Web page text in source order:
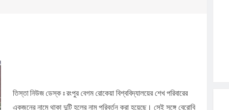
তিস্তা নিউজ ডেস্ক ঃরংপুর বেগম রোকেয়া বিশ্ববিদ্যালয়ের শেখ পরিবারের
একজনের নামে থাকা দুটি হলের নাম পরিবর্তন করা হয়েছে। সেই সঙ্গে বেরোবি